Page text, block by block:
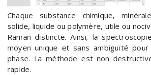
Chaque substance chimique,
solide, liquide ou polymère, utile ou
Raman distincte. Ainsi, la
moyen unique et sans ambiguïté pour
phase. La méthode est non
rapide.